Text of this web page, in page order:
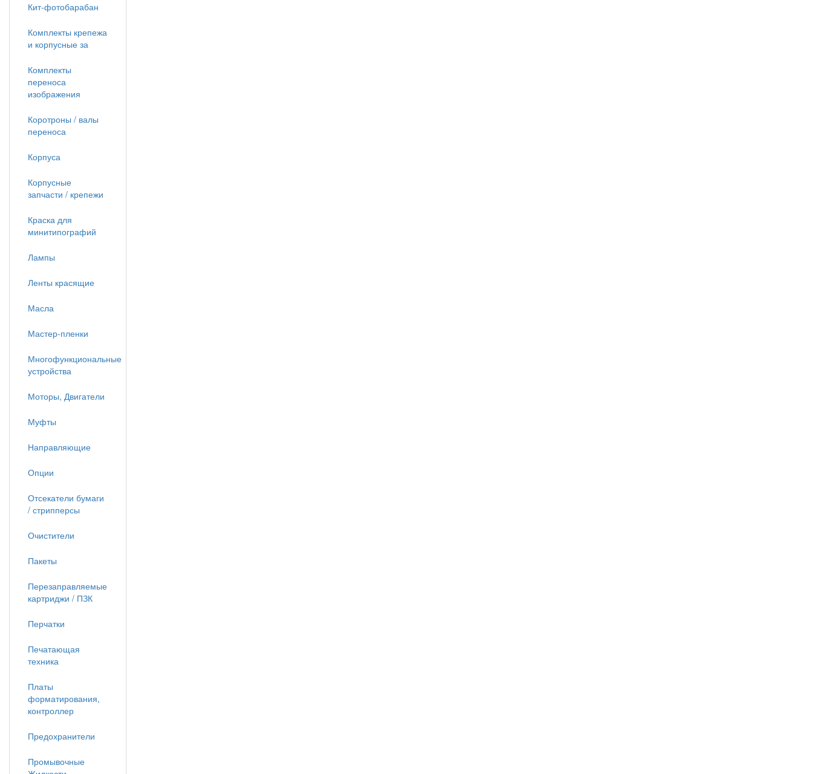
Кит-фотобарабан
Комплекты крепежа
и корпусные за
Комплекты
переноса
изображения
Коротроны / валы
переноса
Корпуса
Корпусные
запчасти / крепежи
Краска для
минитипографий
Лампы
Ленты красящие
Масла
Мастер-пленки
Многофункциональные
устройства
Моторы, Двигатели
Муфты
Направляющие
Опции
Отсекатели бумаги
/ стрипперсы
Очистители
Пакеты
Перезаправляемые
картриджи / ПЗК
Перчатки
Печатающая
техника
Платы
форматирования,
контроллер
Предохранители
Промывочные